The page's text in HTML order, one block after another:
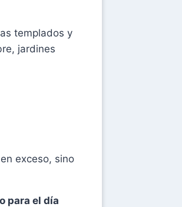
templados y
jardines
exceso, sino
para el día